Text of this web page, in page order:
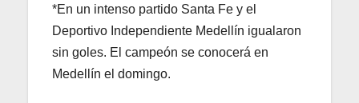
*En un intenso partido Santa Fe y el
Deportivo Independiente Medellín igualaron
sin goles. El campeón se conocerá en
Medellín el domingo.